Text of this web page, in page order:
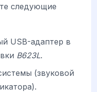
следующие
USB-адаптер в
B623L.
(звуковой